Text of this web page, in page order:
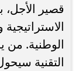
قصير
الوطنية. من
التقنية